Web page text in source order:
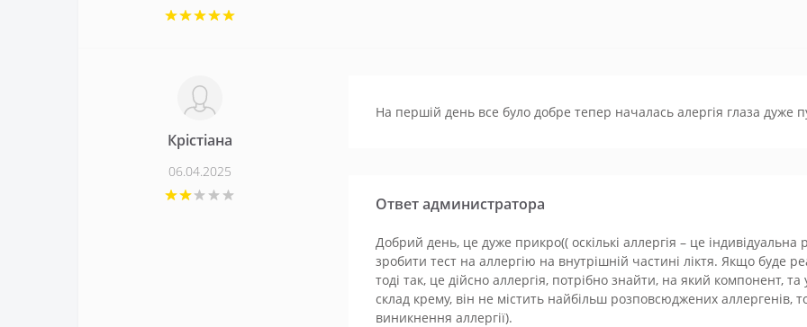
Крістіана
06.04.2025
На першій день все було добре тепер началась алергія глаза дуже
Ответ администратора
Добрий день, це дуже прикро(( оскількі аллергія – це
зробити тест на аллергію на внутрішній частині ліктя. Якщо буде
тоді так, це дійсно аллергія, потрібно знайти, на який компонент,
склад крему, він не містить найбільш розповсюджених аллергенів,
виникнення аллергії).